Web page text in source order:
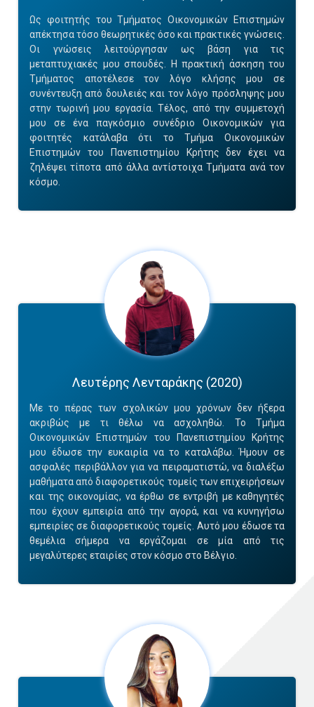
Ως φοιτητής του Τμήματος Οικονομικών Επιστημών
απέκτησα τόσο θεωρητικές όσο και πρακτικές γνώσεις.
Οι γνώσεις λειτούργησαν ως βάση για τις
μεταπτυχιακές μου σπουδές. Η πρακτική άσκηση του
Τμήματος αποτέλεσε τον λόγο κλήσης μου σε
συνέντευξη από δουλειές και τον λόγο πρόσληψης μου
στην τωρινή μου εργασία. Τέλος, από την συμμετοχή
μου σε ένα παγκόσμιο συνέδριο Οικονομικών για
φοιτητές κατάλαβα ότι το Τμήμα Οικονομικών
Επιστημών του Πανεπιστημίου Κρήτης δεν έχει να
ζηλέψει τίποτα από άλλα αντίστοιχα Τμήματα ανά τον
κόσμο.
Λευτέρης Λενταράκης (2020)
Με το πέρας των σχολικών μου χρόνων δεν ήξερα
ακριβώς με τι θέλω να ασχοληθώ. Το Τμήμα
Οικονομικών Επιστημών του Πανεπιστημίου Κρήτης
μου έδωσε την ευκαιρία να το καταλάβω. Ήμουν σε
ασφαλές περιβάλλον για να πειραματιστώ, να διαλέξω
μαθήματα από διαφορετικούς τομείς των επιχειρήσεων
και της οικονομίας, να έρθω σε εντριβή με καθηγητές
που έχουν εμπειρία από την αγορά, και να κυνηγήσω
εμπειρίες σε διαφορετικούς τομείς. Αυτό μου έδωσε τα
θεμέλια σήμερα να εργάζομαι σε μία από τις
μεγαλύτερες εταιρίες στον κόσμο στο Βέλγιο.